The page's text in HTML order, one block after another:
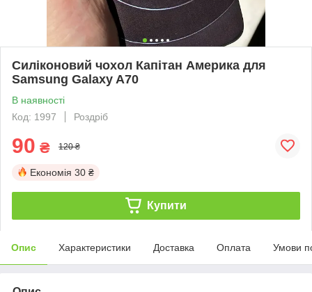
Силіконовий чохол Капітан Америка для
Samsung Galaxy A70
В наявності
Код: 1997
Роздріб
90 ₴ 120 ₴
Економія 30 ₴
Купити
Опис Характеристики Доставка Оплата Умови